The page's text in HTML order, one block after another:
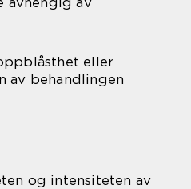
eller
av behandlingen
og intensiteten av